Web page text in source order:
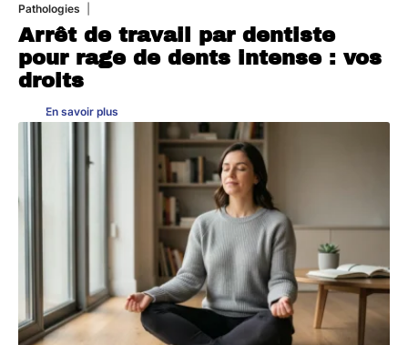
Pathologies
Arrêt de travail par dentiste
pour rage de dents intense : vos
droits
En savoir plus